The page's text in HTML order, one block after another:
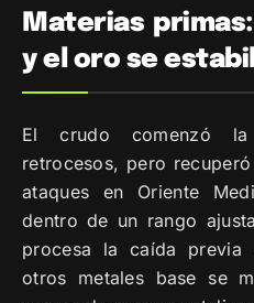
Materias
y el oro se
El crudo comenzó
retrocesos, pero
ataques en Oriente
dentro de un rango
procesa la caída
otros metales base se